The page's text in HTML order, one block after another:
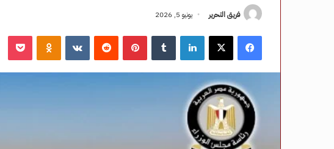
فريق التحرير يونيو 5, 2026
فيسبوك ‫X لينكدإن بينتيريست ‏VKontakte